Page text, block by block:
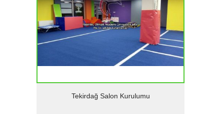
Detaylar
Tekirdağ Salon Kurulumu